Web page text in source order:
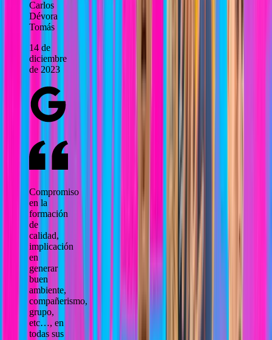
Carlos
Dévora
Tomás
14 de
diciembre
de 2023
Compromiso
en la
formación
de
calidad,
implicación
en
generar
buen
ambiente,
compañerismo,
grupo,
etc…, en
todas sus